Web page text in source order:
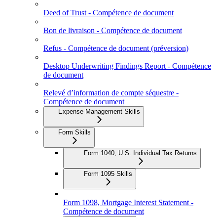
Deed of Trust - Compétence de document
Bon de livraison - Compétence de document
Refus - Compétence de document (préversion)
Desktop Underwriting Findings Report - Compétence
de document
Relevé d’information de compte séquestre -
Compétence de document
Expense Management Skills
Form Skills
Form 1040, U.S. Individual Tax Returns
Form 1095 Skills
Form 1098, Mortgage Interest Statement -
Compétence de document